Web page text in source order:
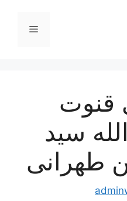
فهرست
قنوت
سید
طهرانی